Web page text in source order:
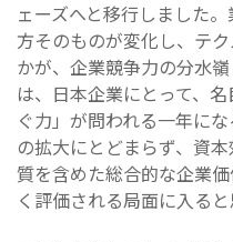
ェーズへと移行しました
方そのものが変化し、テ
かが、企業競争力の分水
は、日本企業にとって、
ぐ力」が問われる一年に
の拡大にとどまらず、資
質を含めた総合的な企業
く評価される局面に入ると